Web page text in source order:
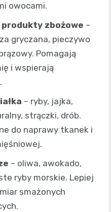
owocami.
zbożowe –
gryczana, pieczywo
Pomagają
i wspierają
– ryby, jajka,
strączki, drób.
do naprawy tkanek i
– oliwa, awokado,
ryby morskie. Lepiej
smażonych